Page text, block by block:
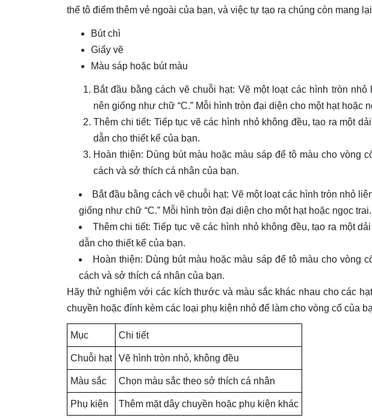
thể tô điểm thêm vẻ ngoài của bạn, và việc tự tạo ra chúng còn mang
Bút chì
Giấy vẽ
Màu sáp hoặc bút màu
Bắt đầu bằng cách vẽ chuỗi hạt: Vẽ một loạt các hình tròn
nên giống như chữ “C.” Mỗi hình tròn đại diện cho một hạt hoặc
Thêm chi tiết: Tiếp tục vẽ các hình nhỏ không đều, tạo ra một
dẫn cho thiết kế của bạn.
Hoàn thiện: Dùng bút màu hoặc màu sáp để tô màu cho vòng
cách và sở thích cá nhân của bạn.
Bắt đầu bằng cách vẽ chuỗi hạt: Vẽ một loạt các hình tròn nhỏ
giống như chữ “C.” Mỗi hình tròn đại diện cho một hạt hoặc ngọc trai.
Thêm chi tiết: Tiếp tục vẽ các hình nhỏ không đều, tạo ra một
dẫn cho thiết kế của bạn.
Hoàn thiện: Dùng bút màu hoặc màu sáp để tô màu cho vòng
cách và sở thích cá nhân của bạn.
Hãy thử nghiệm với các kích thước và màu sắc khác nhau cho các
chuyền hoặc đính kèm các loại phụ kiện nhỏ để làm cho vòng cổ của
Mục Chi tiết
Chuỗi hạt Vẽ hình tròn nhỏ, không đều
Màu sắc Chọn màu sắc theo sở thích cá nhân
Phụ kiện
Thêm mặt dây chuyền hoặc phụ kiện khác